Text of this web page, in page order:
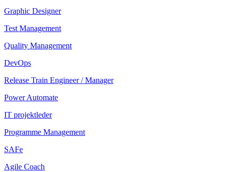
Graphic Designer
Test Management
Quality Management
DevOps
Release Train Engineer / Manager
Power Automate
IT projektleder
Programme Management
SAFe
Agile Coach